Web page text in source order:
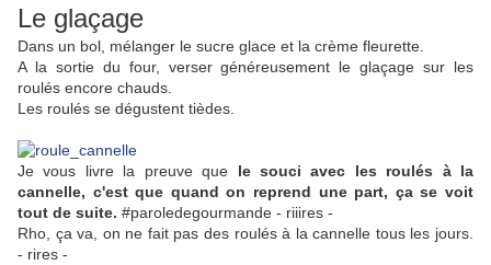
Le glaçage
Dans un bol, mélanger le sucre glace et la crème fleurette.
A la sortie du four, verser généreusement le glaçage sur les
roulés encore chauds.
Les roulés se dégustent tièdes.
Je vous livre la preuve que le souci avec les roulés à la
cannelle, c'est que quand on reprend une part, ça se voit
tout de suite. #paroledegourmande - riiires -
Rho, ça va, on ne fait pas des roulés à la cannelle tous les jours.
- rires -